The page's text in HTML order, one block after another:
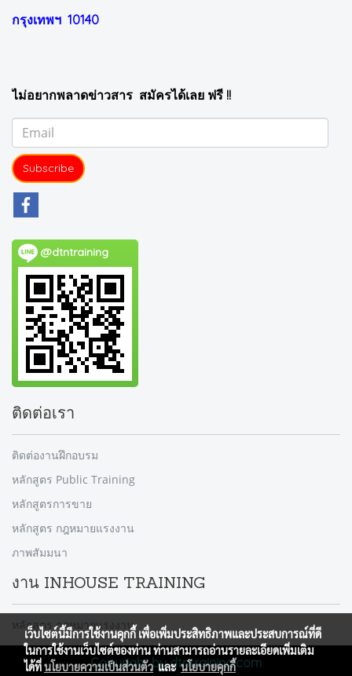
กรุงเทพฯ 10140
ไม่อยากพลาดข่าวสาร สมัครได้เลย ฟรี !!
Subscribe
@dtntraining
ติดต่อเรา
ติดต่องานฝึกอบรม
หลักสูตร Public Training
หลักสูตรการขาย
หลักสูตร กฎหมายแรงงาน
ภาพสัมมนา
งาน INHOUSE TRAINING
หลักสูตร กฎหมายแรงงาน
Copyright by dtntraining.com
เว็บไซต์นี้มีการใช้งานคุกกี้ เพื่อเพิ่มประสิทธิภาพและประสบการณ์ที่ดี
ในการใช้งานเว็บไซต์ของท่าน ท่านสามารถอ่านรายละเอียดเพิ่มเติม
ได้ที่นโยบายความเป็นส่วนตัวและนโยบายคุกกี้